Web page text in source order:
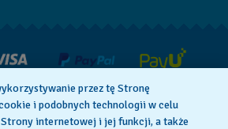
przez tę Stronę
i podobnych technologii w celu
internetowej i jej funkcji, a także